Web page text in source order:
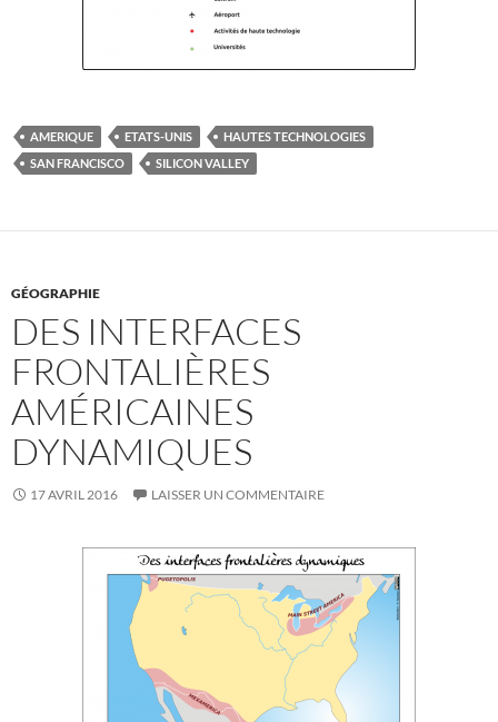
AMERIQUE ETATS-UNIS
HAUTES TECHNOLOGIES
SAN FRANCISCO
SILICON VALLEY
GÉOGRAPHIE
DES INTERFACES
FRONTALIÈRES
AMÉRICAINES
DYNAMIQUES
17 AVRIL 2016 LAISSER UN COMMENTAIRE